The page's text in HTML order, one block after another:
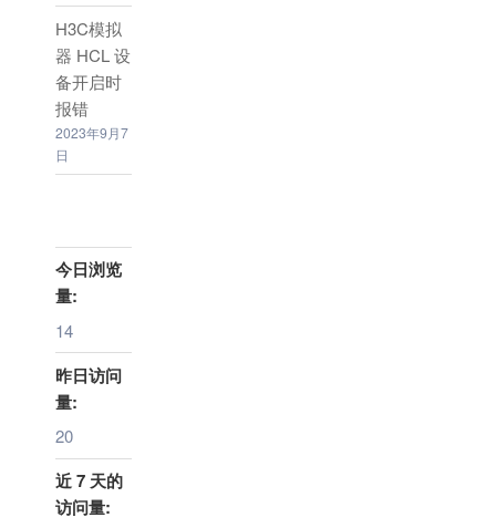
H3C模拟
器 HCL 设
备开启时
报错
2023年9月7
日
今日浏览
量:
14
昨日访问
量:
20
近 7 天的
访问量: